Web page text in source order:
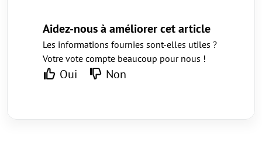
Aidez-nous à améliorer cet article
Les informations fournies sont-elles utiles ?
Votre vote compte beaucoup pour nous !
Oui Non